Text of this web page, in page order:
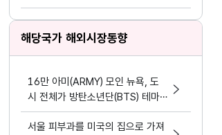
해당국가 해외시장동향
16만 아미(ARMY) 모인 뉴욕, 도
시 전체가 방탄소년단(BTS) 테마
파크가 됐다.
서울 피부과를 미국의 집으로 가져